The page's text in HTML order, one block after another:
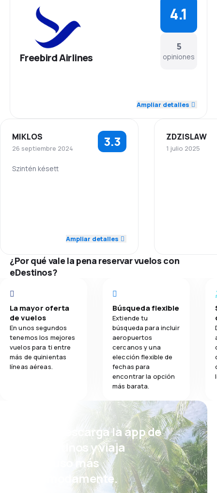
Freebird Airlines
5
opiniones
4.1
Red de conexiones 5.0
Precio del billete
Ampliar detalles
MIKLOS
26 septiembre 2024 3.3
Szintén késett
Ampliar detalles
ZDZISLAW
1 julio 2025
Transporte
¿Por qué vale la pena reservar vuelos con
eDestinos?
La mayor oferta
de vuelos
En unos segundos
tenemos los mejores
vuelos para ti entre
más de quinientas
líneas aéreas.
Búsqueda flexible
Extiende tu
búsqueda para incluir
aeropuertos
cercanos y una
elección flexible de
fechas para
encontrar la opción
más barata.
¡Eh! Descarga la app de
eDestinos y viaja
incluso más
cómodamente.